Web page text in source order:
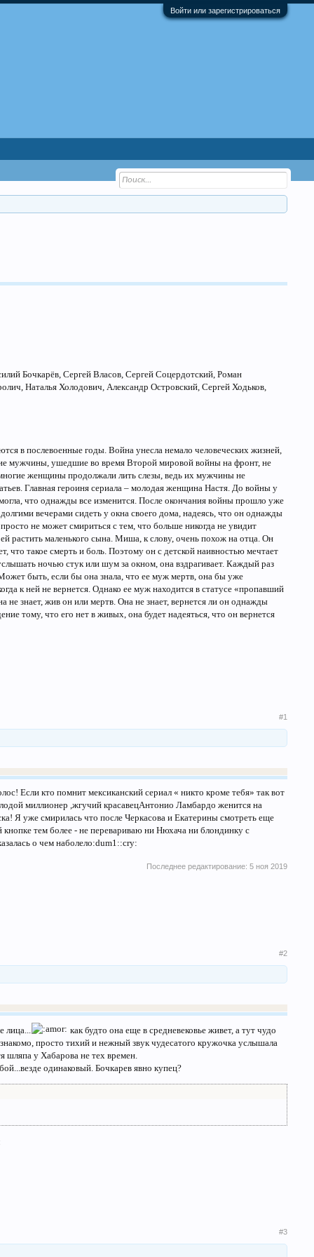
Войти или зарегистрироваться
Бочкарёв, Сергей Власов, Сергей Соцердотский, Роман
Наталья Холодович, Александр Островский, Сергей Ходьков,
в послевоенные годы. Война унесла немало человеческих жизней,
мужчины, ушедшие во время Второй мировой войны на фронт, не
женщины продолжали лить слезы, ведь их мужчины не
Главная героиня сериала – молодая женщина Настя. До войны у
что однажды все изменится. После окончания войны прошло уже
вечерами сидеть у окна своего дома, надеясь, что он однажды
не может смириться с тем, что больше никогда не увидит
растить маленького сына. Миша, к слову, очень похож на отца. Он
что такое смерть и боль. Поэтому он с детской наивностью мечтает
ночью стук или шум за окном, она вздрагивает. Каждый раз
быть, если бы она знала, что ее муж мертв, она бы уже
к ней не вернется. Однако ее муж находится в статусе «пропавший
не знает, жив он или мертв. Она не знает, вернется ли он однажды
тому, что его нет в живых, она будет надеяться, что он вернется
#1
Если кто помнит мексиканский сериал « никто кроме тебя» так вот
миллионер ,жгучий красавецАнтонио Ламбардо женится на
Я уже смирилась что после Черкасова и Екатерины смотреть еще
кнопке тем более - не перевариваю ни Нюхача ни блондинку с
о чем наболело:dum1::cry:
Последнее редактирование: 5 ноя 2019
#2
лица...
как будто она еще в средневековье живет, а тут чудо
просто тихий и нежный звук чудесатого кружочка услышала
шляпа у Хабарова не тех времен.
одинаковый. Бочкарев явно купец?
#3